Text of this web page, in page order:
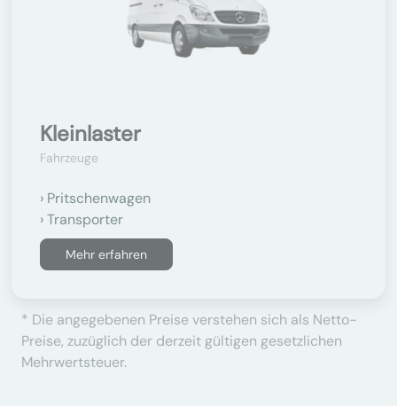
Kleinlaster
Fahrzeuge
Pritschenwagen
Transporter
Mehr erfahren
* Die angegebenen Preise verstehen sich als Netto-
Preise, zuzüglich der derzeit gültigen gesetzlichen
Mehrwertsteuer.